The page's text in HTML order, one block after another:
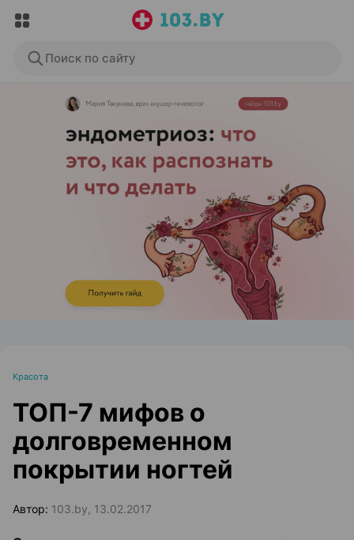
Поиск по сайту
ЭФФЕКТИВНАЯ РЕКЛАМА НА САЙТЕ
Красота
ТОП-7 мифов о
долговременном
покрытии ногтей
Автор: 103.by, 13.02.2017